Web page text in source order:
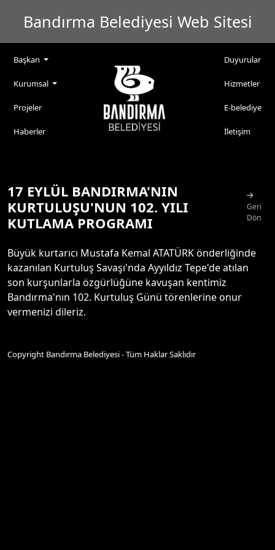
Bandırma Belediyesi Web Sitesi
Başkan
Kurumsal
Projeler
Haberler
Duyurular
Hizmetler
E-belediye
İletişim
17 EYLÜL BANDIRMA'NIN
KURTULUŞU'NUN 102. YILI
KUTLAMA PROGRAMI
Geri
Dön
Büyük kurtarıcı Mustafa Kemal ATATÜRK önderliğinde
kazanılan Kurtuluş Savaşı'nda Ayyıldız Tepe'de atılan
son kurşunlarla özgürlüğüne kavuşan kentimiz
Bandırma'nın 102. Kurtuluş Günü törenlerine onur
vermenizi dileriz.
Copyright Bandırma Belediyesi - Tüm Haklar Saklıdır